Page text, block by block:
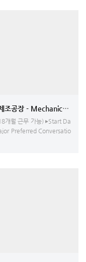
NV ] 건강기능식품 제조공장 -
개월 근무 가능) ▸Start Da
Preferred Conversatio